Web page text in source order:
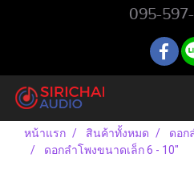
095-
หน้าแรก สินค้าทั้งหมด
ดอก
ดอกลำโพงขนาดเล็ก 6 - 10"